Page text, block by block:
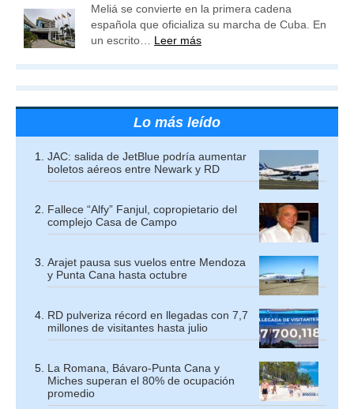
Meliá se convierte en la primera cadena
española que oficializa su marcha de Cuba. En
un escrito… Leer más
Lo más leído
JAC: salida de JetBlue podría aumentar
boletos aéreos entre Newark y RD
Fallece “Alfy” Fanjul, copropietario del
complejo Casa de Campo
Arajet pausa sus vuelos entre Mendoza
y Punta Cana hasta octubre
RD pulveriza récord en llegadas con 7,7
millones de visitantes hasta julio
La Romana, Bávaro-Punta Cana y
Miches superan el 80% de ocupación
promedio